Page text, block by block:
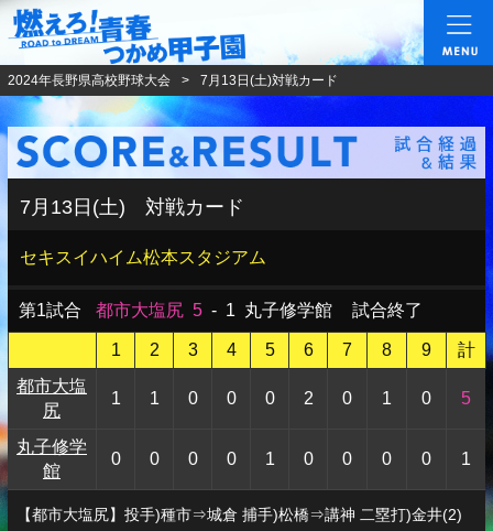
燃えろ!青春 つかめ
2024年長野県高校野球大会 7月13日(土)対戦カード
7月13日(土) 対戦カード
セキスイハイム松本スタジアム
第1試合 都市大塩尻 5 - 1 丸子修学館 試合終了
1 2 3 4 5 6 7 8 9
計
都市大塩
尻
1 1 0 0 0 2 0 1 0 5
丸子修学
館
0 0 0 0 1 0 0 0 0 1
【都市大塩尻】投手)種市⇒城倉 捕手)松橋⇒講神 二塁打)金井(2)